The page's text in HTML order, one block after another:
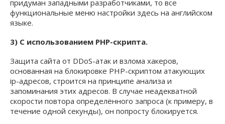
придуман западными разработчиками, то все
функциональные меню настройки здесь на английском
языке.
3) С использованием PHP-скрипта.
Защита сайта от DDoS-атак и взлома хакеров,
основанная на блокировке PHP-скриптом атакующих
ip-адресов, строится на принципе анализа и
запоминания этих адресов. В случае неадекватной
скорости повтора определённого запроса (к примеру, в
течение одной секунды), он попросту блокируется.